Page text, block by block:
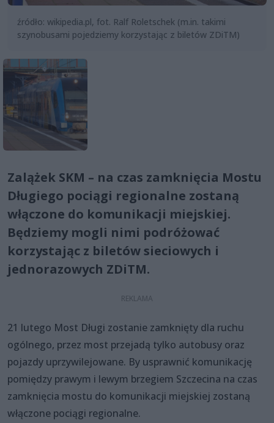
źródło: wikipedia.pl, fot. Ralf Roletschek (m.in. takimi
szynobusami pojedziemy korzystając z biletów ZDiTM)
Zalążek SKM – na czas zamknięcia Mostu
Długiego pociągi regionalne zostaną
włączone do komunikacji miejskiej.
Będziemy mogli nimi podróżować
korzystając z biletów sieciowych i
jednorazowych ZDiTM.
21 lutego Most Długi zostanie zamknięty dla ruchu
ogólnego, przez most przejadą tylko autobusy oraz
pojazdy uprzywilejowane. By usprawnić komunikację
pomiędzy prawym i lewym brzegiem Szczecina na czas
zamknięcia mostu do komunikacji miejskiej zostaną
włączone pociągi regionalne.